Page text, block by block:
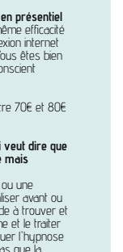
en présentiel
efficacité
internet
êtes bien
70€ et 80€
veut dire que
mais
une
avant ou
à trouver et
et le traiter
l'hypnose